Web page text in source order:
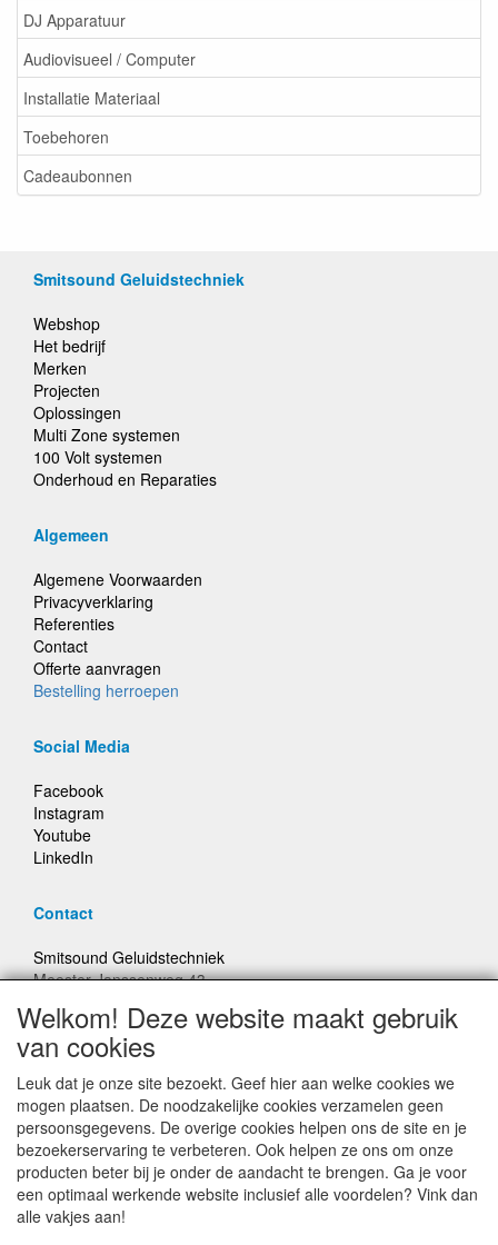
DJ Apparatuur
Audiovisueel / Computer
Installatie Materiaal
Toebehoren
Cadeaubonnen
Smitsound Geluidstechniek
Webshop
Het bedrijf
Merken
Projecten
Oplossingen
Multi Zone systemen
100 Volt systemen
Onderhoud en Reparaties
Algemeen
Algemene Voorwaarden
Privacyverklaring
Referenties
Contact
Offerte aanvragen
Bestelling herroepen
Social Media
Facebook
Instagram
Youtube
LinkedIn
Contact
Smitsound Geluidstechniek
Meester Janssenweg 43
E-mail: info@smitsound.nl
Telefoon: +31-(0)6-22256322
Bestellingen binnen Nederland, ongeacht gewicht, verstuurd
voor € 6,95
Prijzen inclusief 21% BTW, tenzij anders vermeldt
Welkom! Deze website maakt gebruik
van cookies
Leuk dat je onze site bezoekt. Geef hier aan welke cookies we
mogen plaatsen. De noodzakelijke cookies verzamelen geen
persoonsgegevens. De overige cookies helpen ons de site en je
bezoekerservaring te verbeteren. Ook helpen ze ons om onze
producten beter bij je onder de aandacht te brengen. Ga je voor
een optimaal werkende website inclusief alle voordelen? Vink dan
alle vakjes aan!